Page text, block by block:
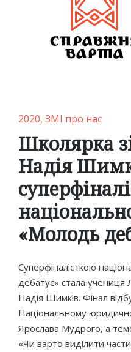
Posted
in
2020 ЗМІ про нас
Школярка
Надія
«Молодь
Суперфіналісткою
дебатує» стала учениця
Надія Шимків. Фінал
Національному
Ярослава Мудрого, а
«Чи варто виділити